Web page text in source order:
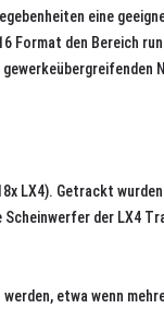
eine
Format den Bereich
LX4). Getrackt
der LX4
etwa wenn